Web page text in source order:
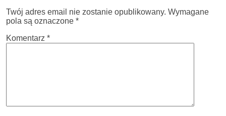
Twój adres email nie zostanie opublikowany. Wymagane
pola są oznaczone *
Komentarz *